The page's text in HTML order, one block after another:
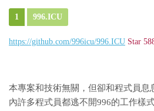
1 996.ICU
https://github.com/996icu/996.ICU Star
本專案和技術無關，但卻和程式員息
內許多程式員都逃不開996的工作樣